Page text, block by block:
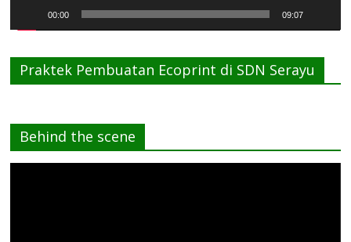
00:00 09:07
Praktek Pembuatan Ecoprint di SDN Serayu
Behind the scene